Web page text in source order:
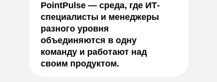
PointPulse — среда, где ИТ-
специалисты и менеджеры
разного уровня
объединяются в одну
команду и работают над
своим продуктом.